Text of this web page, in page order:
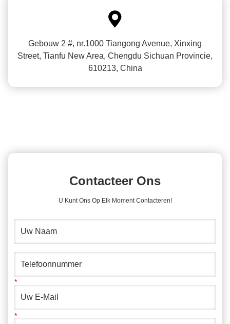

Gebouw 2 #, nr.1000 Tiangong Avenue, Xinxing
Street, Tianfu New Area, Chengdu Sichuan Provincie,
610213, China
Contacteer Ons
U Kunt Ons Op Elk Moment Contacteren!